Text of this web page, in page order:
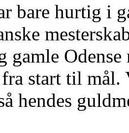
bare hurtig i
gamle
start til mål.
hendes